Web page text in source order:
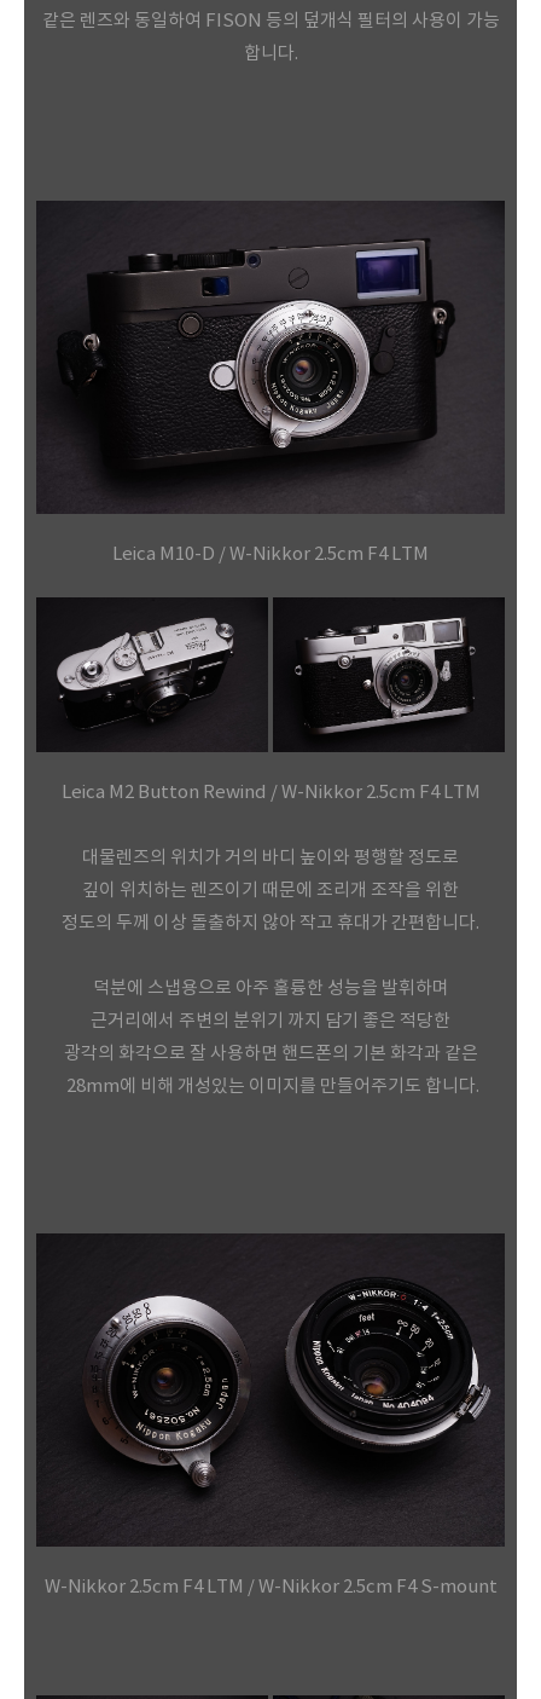
같은 렌즈와 동일하여 FISON 등의 덮개식 필터의 사용이 가능
합니다.
Leica M10-D / W-Nikkor 2.5cm F4 LTM
Leica M2 Button Rewind / W-Nikkor 2.5cm F4 LTM
대물렌즈의 위치가 거의 바디 높이와 평행할 정도로
깊이 위치하는 렌즈이기 때문에 조리개 조작을 위한
정도의 두께 이상 돌출하지 않아 작고 휴대가 간편합니다.
덕분에 스냅용으로 아주 훌륭한 성능을 발휘하며
근거리에서 주변의 분위기 까지 담기 좋은 적당한
광각의 화각으로 잘 사용하면 핸드폰의 기본 화각과 같은
28mm에 비해 개성있는 이미지를 만들어주기도 합니다.
W-Nikkor 2.5cm F4 LTM /W-Nikkor 2.5cm F4 S-mount